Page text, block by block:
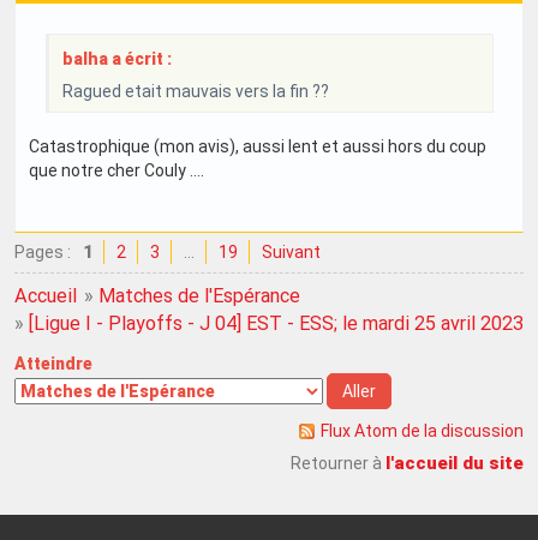
balha a écrit :
Ragued etait mauvais vers la fin ??
Catastrophique (mon avis), aussi lent et aussi hors du coup
que notre cher Couly ....
Pages : 1 2 3 19 Suivant
Accueil » Matches de l'Espérance
» [Ligue I - Playoffs - J 04] EST - ESS; le mardi 25 avril 2023
Atteindre
Flux Atom de la discussion
Retourner à l'accueil du site